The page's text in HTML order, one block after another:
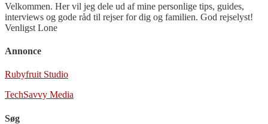
Velkommen. Her vil jeg dele ud af mine personlige tips, guides,
interviews og gode råd til rejser for dig og familien. God rejselyst!
Venligst Lone
Annonce
Rubyfruit Studio
TechSavvy Media
Søg